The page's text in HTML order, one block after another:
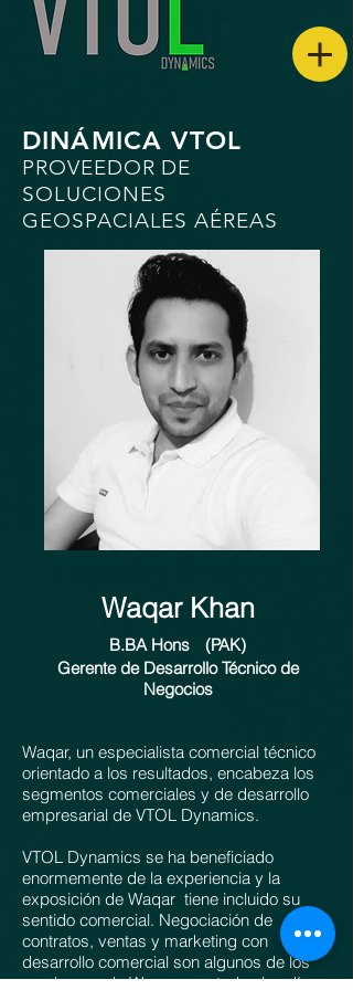
DINÁMICA VTOL
PROVEEDOR DE
SOLUCIONES
GEOSPACIALES AÉREAS
Waqar Khan
B.BA Hons
(PAK)
Gerente de Desarrollo Técnico de
Negocios
Waqar, un especialista comercial técnico
orientado a los resultados, encabeza los
segmentos comerciales y de desarrollo
empresarial de VTOL Dynamics.
VTOL Dynamics se ha beneficiado
enormemente de la experiencia y la
exposición de Waqar tiene incluido su
sentido comercial. Negociación de
contratos, ventas y marketing con
desarrollo comercial son algunos de los
sombreros de Waqar usa todos los días